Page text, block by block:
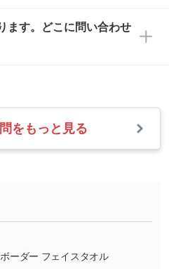
に変換してほしい
ョンや濃淡を表現した
使って印刷したい／印
淡色の場合、印刷をく
きは濃い印刷色が、柔
きは淡い印刷色が映え
印刷色が本体色に合わ
響しそうな場合は、ス
内することもございま
。
すが、至急担当スタッ
商品の状況を確認し、
・故障している場合
が届いた場合
基準について
場合】
ます。どこに問い合わせ
よりメールにてご連絡
のご質問も受け付けて
業時間10:00～
こちら
をもっと見る
ーダー フェイスタオル